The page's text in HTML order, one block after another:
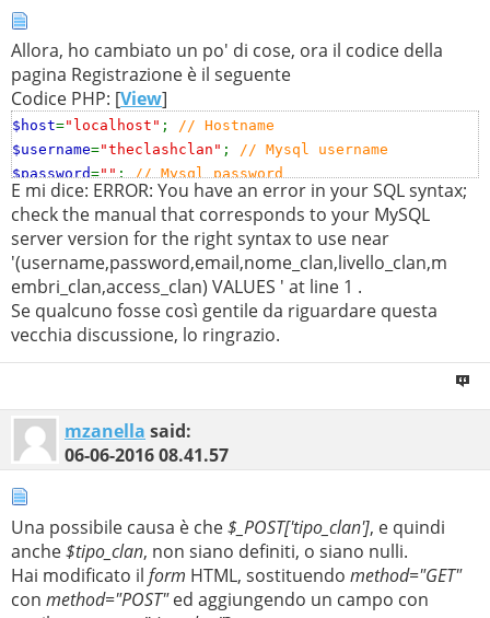
Allora, ho cambiato un po' di cose, ora il codice della
pagina Registrazione è il seguente
Codice PHP: [View]
$host="localhost" ; // Hostname
$username="theclashclan" ; // Mysql username
$password="";// Mysql password
$db_name= "my_theclashclan"; //Nome del Database
$db=mysql_connect($localhost,$username, $password
mysql_select_db($db_name ,$db);
$username=$_POST['username'];
$password= $_POST['password'];
$email =$_POST['email'];
$nome_clan=$_POST['nome_clan'];
$membri_clan=$_POST['membri_clan'];
$access_clan=$_POST
$tipo_clan=$_POST['tipo_clan'
$result
VALUES
('$username',' $password ','$email',' $nome_clan','
;
E mi dice: ERROR: You have an error in your SQL syntax;
check the manual that corresponds to your MySQL
server version for the right syntax to use near
'(username,password,email,nome_clan,livello_clan,m
embri_clan,access_clan) VALUES ' at line 1 .
Se qualcuno fosse così gentile da riguardare questa
vecchia discussione, lo ringrazio.
mzanella said:
06-06-201608.41.57
Una possibile causa è che$_POST['tipo_clan'], e quindi
anche$tipo_clan, non siano definiti, o siano nulli.
Hai modificato il form HTML, sostituendo method="GET"
con method="POST"ed aggiungendo un campo con